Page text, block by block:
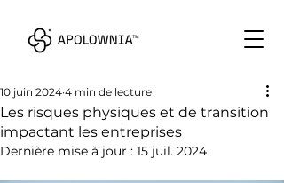
Les risques physiques et de transition
impactant les entreprises
10 juin 2024 4 min de lecture
Dernière mise à jour : 15 juil. 2024